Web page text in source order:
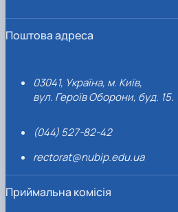
Поштова адреса
03041, Україна, м. Київ,
вул. Героїв Оборони, буд. 15.
(044) 527-82-42
rectorat@nubip.edu.ua
Приймальна комісія